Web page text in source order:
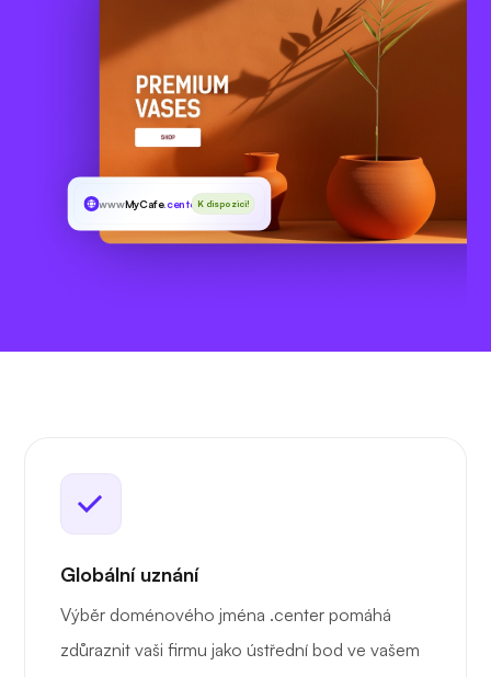
wwwMyCafe.centerK dispozici!
Globální uznání
Výběr doménového jména .center pomáhá
zdůraznit vaši firmu jako ústřední bod ve vašem